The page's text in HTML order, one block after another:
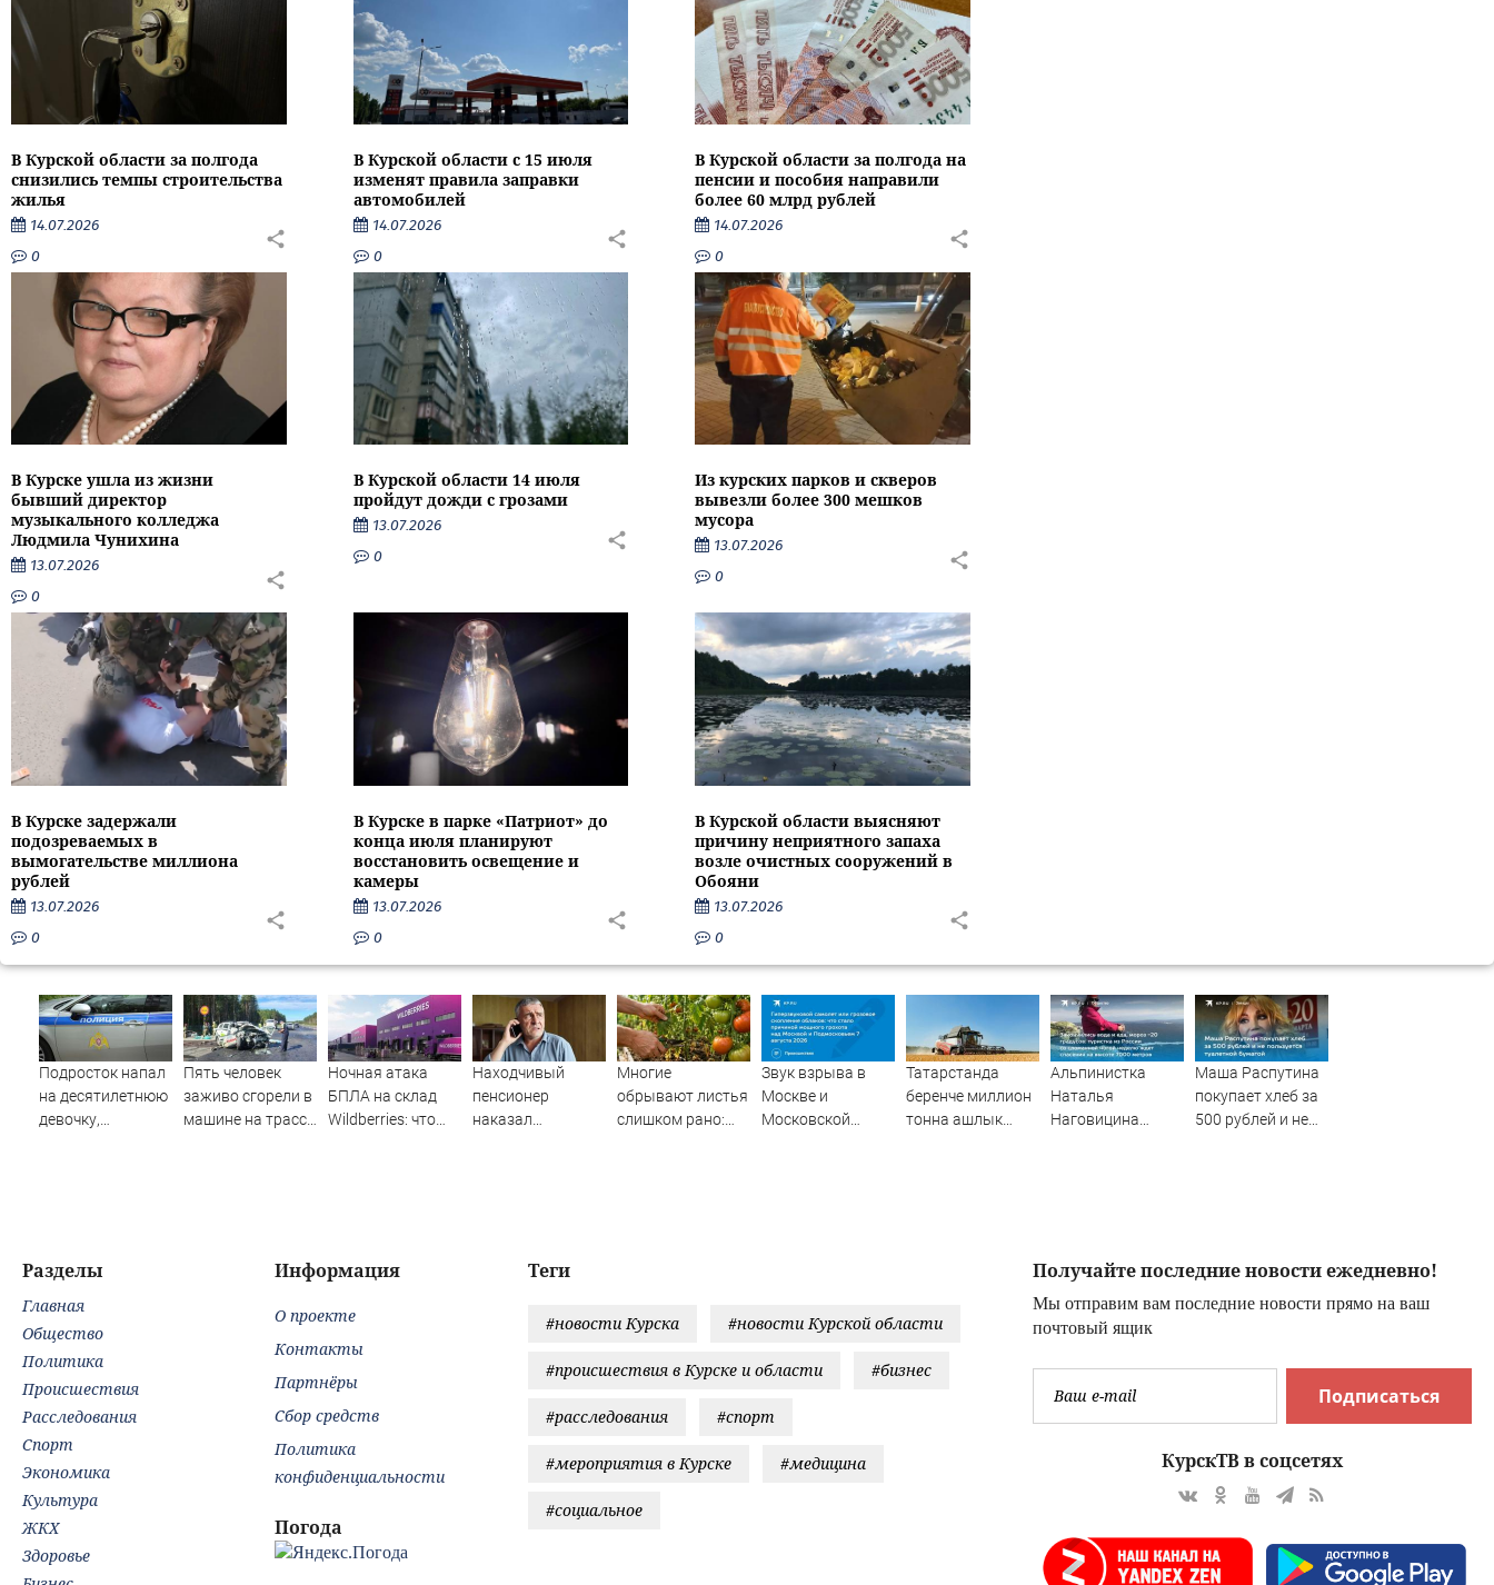
В Курской области за полгода
снизились темпы строительства
жилья
14.07.2026
0
В Курской области с 15 июля
изменят правила заправки
автомобилей
14.07.2026
0
В Курской области за полгода на
пенсии и пособия направили
более 60 млрд рублей
14.07.2026
0
В Курске ушла из жизни
бывший директор
музыкального колледжа
Людмила Чунихина
13.07.2026
0
В Курской области 14 июля
пройдут дожди с грозами
13.07.2026
0
Из курских парков и скверов
вывезли более 300 мешков
мусора
13.07.2026
0
В Курске задержали
подозреваемых в
вымогательстве миллиона
рублей
13.07.2026
0
В Курске в парке «Патриот» до
конца июля планируют
восстановить освещение и
камеры
13.07.2026
0
В Курской области выясняют
причину неприятного запаха
возле очистных сооружений в
Обояни
13.07.2026
0
Подросток напал
на десятилетнюю
девочку,
Пять человек
заживо сгорели в
машине на трассе
Ночная атака
БПЛА на склад
Wildberries: что
Находчивый
пенсионер
наказал
Многие
обрывают листья
слишком рано:
Звук взрыва в
Москве и
Московской
Татарстанда
беренче миллион
тонна ашлык
Альпинистка
Наталья
Наговицина
спасение, может
ли выжить, что
происходит
прямо сейчас
Маша Распутина
покупает хлеб за
500 рублей и не
Получайте последние новости ежедневно!
Мы отправим вам последние новости прямо на ваш
почтовый ящик
Подписаться
КурскТВ в соцсетях
Теги
#новости Курска #новости Курской области
#происшествия в Курске и области #бизнес
#расследования #спорт
#мероприятия в Курске #медицина
#социальное
Разделы
Главная
Общество
Политика
Происшествия
Расследования
Спорт
Экономика
Культура
ЖКХ
Здоровье
Информация
О проекте
Контакты
Партнёры
Сбор средств
Политика
конфиденциальности
Погода